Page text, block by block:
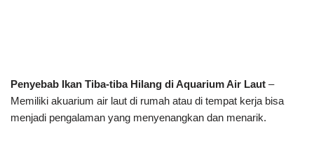
Penyebab Ikan Tiba-tiba Hilang di Aquarium Air Laut –
Memiliki akuarium air laut di rumah atau di tempat kerja bisa
menjadi pengalaman yang menyenangkan dan menarik.